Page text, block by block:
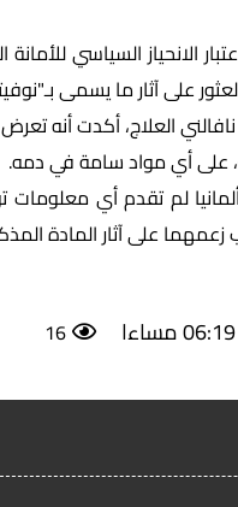
الانحياز السياسي
على آثار ما يسمى
العلاج، أكدت أنه
على أي مواد سامة في دمه.
لم تقدم أي معلومات
زعمهما على آثار المادة
06:19 مساءا 16